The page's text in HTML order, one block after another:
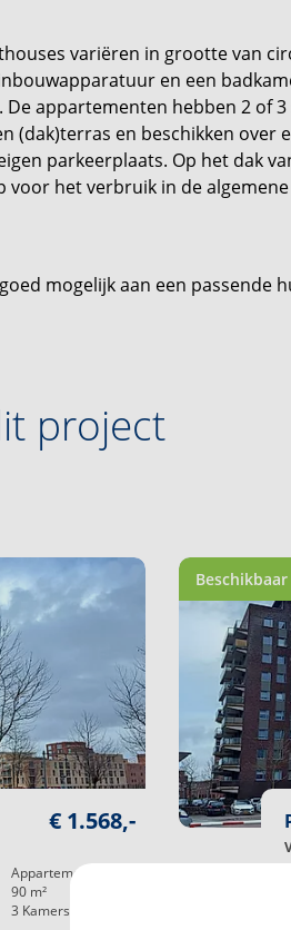
variëren in grootte van
en een
De appartementen hebben 2 of
(dak)terras en beschikken over
parkeerplaats. Op het dak
het verbruik in de
mogelijk aan een passende
voor woningen die direct
Je kunt het inschrijfformulier
mogelijke zorg
project
€ 1.568,-
Appartement
90 m²
3 Kamers
Beschikbaar